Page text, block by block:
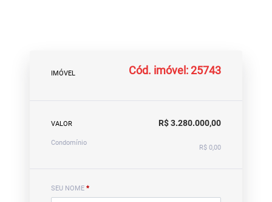
IMÓVEL Cód. imóvel: 25743
VALOR R$ 3.280.000,00
Condomínio
R$ 0,00
SEU NOME *